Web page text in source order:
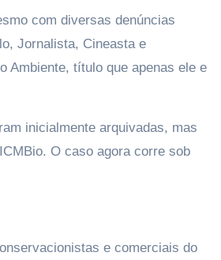
com diversas denúncias
Jornalista, Cineasta e
Ambiente, título que apenas ele e
inicialmente arquivadas, mas
O caso agora corre sob
e comerciais do